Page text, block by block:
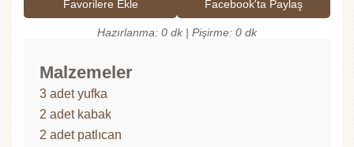
Favorilere Ekle Facebook'ta Paylaş
Hazırlanma: 0 dk | Pişirme: 0 dk
Malzemeler
3 adet yufka
2 adet kabak
2 adet patlıcan